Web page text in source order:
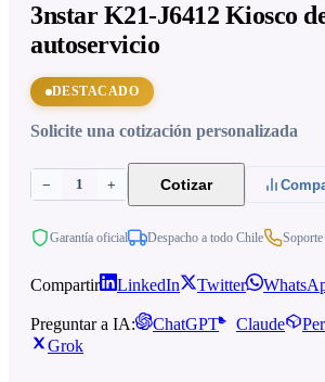
3nstar K21-J6412 Kiosco
autoservicio
DESTACADO
Solicite una cotización personalizada
− 1 + Cotizar
Garantía oficial Despacho a todo Chile
Compartir LinkedIn Twitter
Preguntar a IA: ChatGPT Claude
Grok